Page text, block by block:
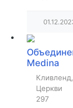
Medina
Церкви
297